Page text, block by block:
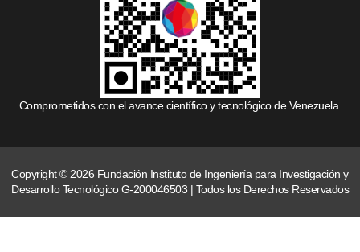
Comprometidos con el avance científico y tecnológico de Venezuela.
Copyright © 2026 Fundación Instituto de Ingeniería para Investigación y
Desarrollo Tecnológico G-200046503 | Todos los Derechos Reservados